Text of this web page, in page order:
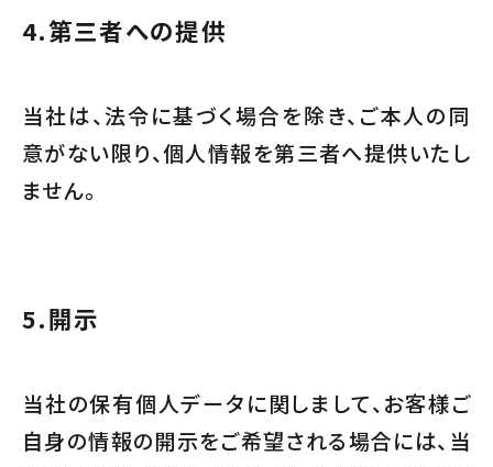
4.第三者への提供
当社は、法令に基づく場合を除き、ご本人の同
意がない限り、個人情報を第三者へ提供いたし
ません。
5.開示
当社の保有個人データに関しまして、お客様ご
自身の情報の開示をご希望される場合には、当